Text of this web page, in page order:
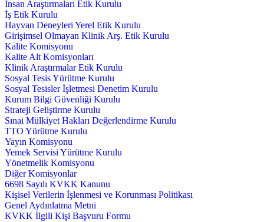
İnsan Araştırmaları Etik Kurulu
İş Etik Kurulu
Hayvan Deneyleri Yerel Etik Kurulu
Girişimsel Olmayan Klinik Arş. Etik Kurulu
Kalite Komisyonu
Kalite Alt Komisyonları
Klinik Araştırmalar Etik Kurulu
Sosyal Tesis Yürütme Kurulu
Sosyal Tesisler İşletmesi Denetim Kurulu
Kurum Bilgi Güvenliği Kurulu
Strateji Geliştirme Kurulu
Sınai Mülkiyet Hakları Değerlendirme Kurulu
TTO Yürütme Kurulu
Yayın Komisyonu
Yemek Servisi Yürütme Kurulu
Yönetmelik Komisyonu
Diğer Komisyonlar
6698 Sayılı KVKK Kanunu
Kişisel Verilerin İşlenmesi ve Korunması Politikası
Genel Aydınlatma Metni
KVKK İlgili Kişi Başvuru Formu